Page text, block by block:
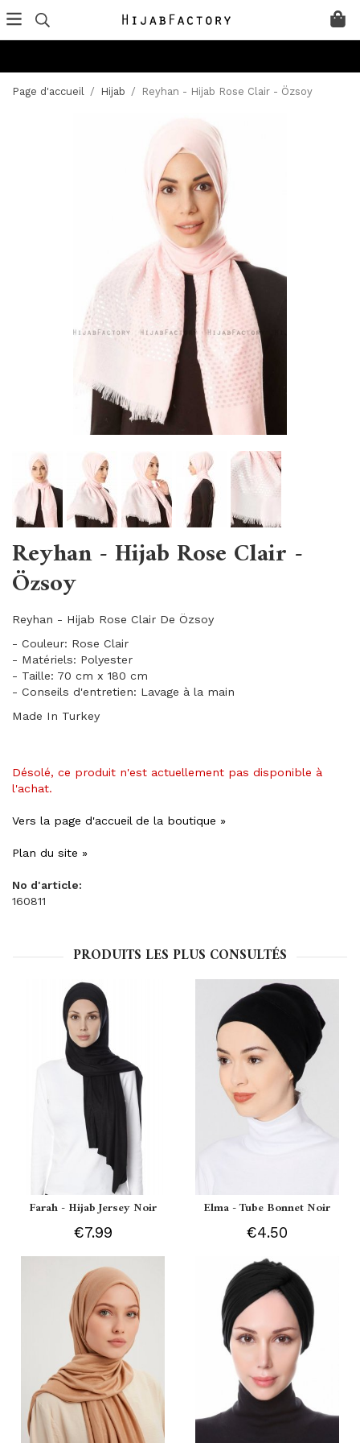
Page d'accueil / Hijab / Reyhan - Hijab Rose Clair - Özsoy
Reyhan - Hijab Rose Clair -
Özsoy
Reyhan - Hijab Rose Clair De Özsoy
- Couleur: Rose Clair
- Matériels: Polyester
- Taille: 70 cm x 180 cm
- Conseils d'entretien: Lavage à la main
Made In Turkey
Désolé, ce produit n'est actuellement pas disponible à
l'achat.
Vers la page d'accueil de la boutique »
Plan du site »
No d'article:
160811
PRODUITS LES PLUS CONSULTÉS
Farah - Hijab Jersey Noir
€7.99
Elma - Tube Bonnet Noir
€4.50